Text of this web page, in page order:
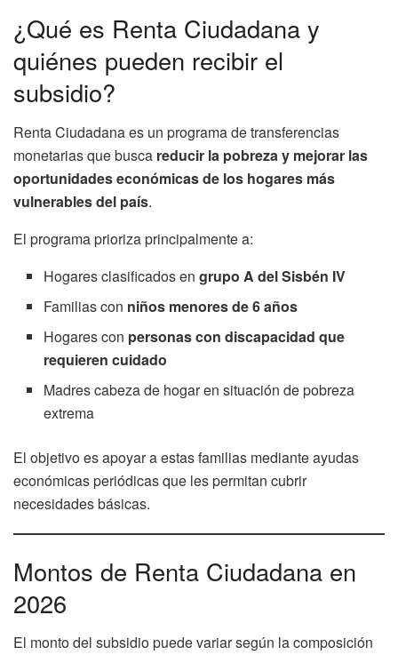
¿Qué es Renta Ciudadana y
quiénes pueden recibir el
subsidio?
Renta Ciudadana es un programa de transferencias
monetarias que busca reducir la pobreza y mejorar las
oportunidades económicas de los hogares más
vulnerables del país.
El programa prioriza principalmente a:
Hogares clasificados engrupo A del Sisbén IV
Familias con niños menores de 6 años
Hogares con personas con discapacidad que
requieren cuidado
Madres cabeza de hogar en situación de pobreza
extrema
El objetivo es apoyar a estas familias mediante ayudas
económicas periódicas que les permitan cubrir
necesidades básicas.
Montos de Renta Ciudadana en
2026
El monto del subsidio puede variar según la composición